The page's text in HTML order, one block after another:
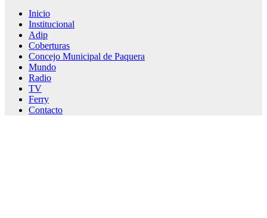
Inicio
Institucional
Adip
Coberturas
Concejo Municipal de Paquera
Mundo
Radio
TV
Ferry
Contacto